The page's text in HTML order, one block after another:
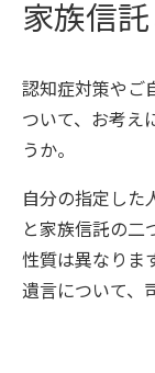
家族信
認知症対策やご
ついて、お考え
うか。
自分の指定した
と家族信託の二
性質は異なりま
遺言について、